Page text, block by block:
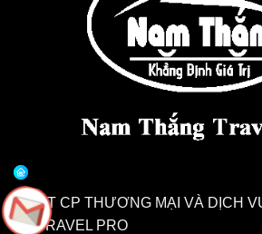
CT CP THƯƠNG MẠI VÀ DỊCH
TRAVEL PRO